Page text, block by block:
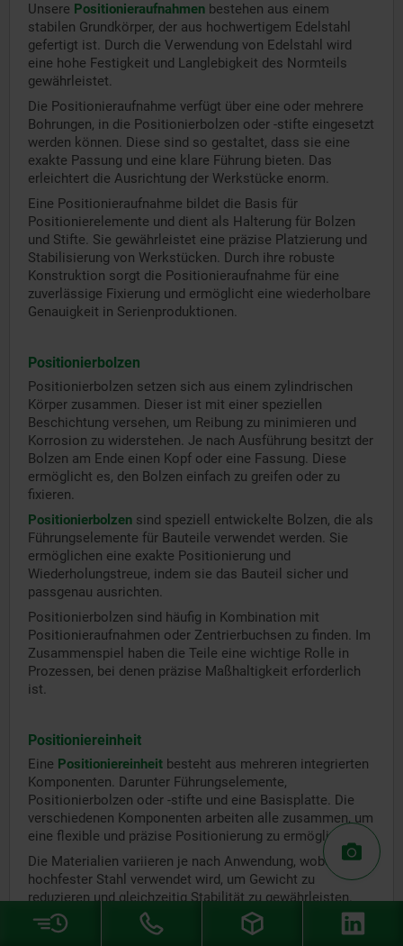
Unsere Positionieraufnahmen bestehen aus einem
stabilen Grundkörper, der aus hochwertigem Edelstahl
gefertigt ist. Durch die Verwendung von Edelstahl wird
eine hohe Festigkeit und Langlebigkeit des Normteils
gewährleistet.
Die Positionieraufnahme verfügt über eine oder mehrere
Bohrungen, in die Positionierbolzen oder -stifte eingesetzt
werden können. Diese sind so gestaltet, dass sie eine
exakte Passung und eine klare Führung bieten. Das
erleichtert die Ausrichtung der Werkstücke enorm.
Eine Positionieraufnahme bildet die Basis für
Positionierelemente und dient als Halterung für Bolzen
und Stifte. Sie gewährleistet eine präzise Platzierung und
Stabilisierung von Werkstücken. Durch ihre robuste
Konstruktion sorgt die Positionieraufnahme für eine
zuverlässige Fixierung und ermöglicht eine wiederholbare
Genauigkeit in Serienproduktionen.
Positionierbolzen
Positionierbolzen setzen sich aus einem zylindrischen
Körper zusammen. Dieser ist mit einer speziellen
Beschichtung versehen, um Reibung zu minimieren und
Korrosion zu widerstehen. Je nach Ausführung besitzt der
Bolzen am Ende einen Kopf oder eine Fassung. Diese
ermöglicht es, den Bolzen einfach zu greifen oder zu
fixieren.
Positionierbolzen sind speziell entwickelte Bolzen, die als
Führungselemente für Bauteile verwendet werden. Sie
ermöglichen eine exakte Positionierung und
Wiederholungstreue, indem sie das Bauteil sicher und
passgenau ausrichten.
Positionierbolzen sind häufig in Kombination mit
Positionieraufnahmen oder Zentrierbuchsen zu finden. Im
Zusammenspiel haben die Teile eine wichtige Rolle in
Prozessen, bei denen präzise Maßhaltigkeit erforderlich
ist.
Positioniereinheit
Eine Positioniereinheit besteht aus mehreren integrierten
Komponenten. Darunter Führungselemente,
Positionierbolzen oder -stifte und eine Basisplatte. Die
verschiedenen Komponenten arbeiten alle zusammen, um
eine flexible und präzise Positionierung zu ermöglichen.
Die Materialien variieren je nach Anwendung, wobei häufig
hochfester Stahl verwendet wird, um Gewicht zu
reduzieren und gleichzeitig Stabilität zu gewährleisten.
Eine Positioniereinheit kombiniert mehrere
Positionierfunktionen in einem Bauteil. Deshalb wird sie